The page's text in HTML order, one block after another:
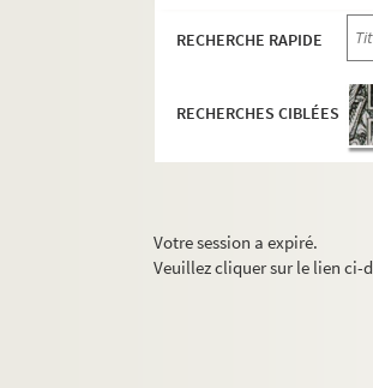
RECHERCHE RAPIDE
RECHERCHES CIBLÉES
Votre session a expiré.
Veuillez cliquer sur le lien ci-